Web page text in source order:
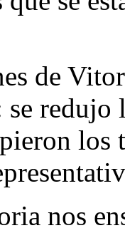
de
redujo
los
nos